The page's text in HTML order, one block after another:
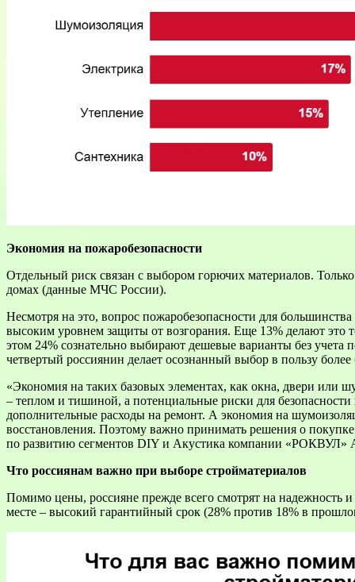
Экономия на пожаробезопасности
Отдельный риск связан с выбором горючих материалов.
домах (данные МЧС России).
Несмотря на это, вопрос пожаробезопасности для
высоким уровнем защиты от возгорания. Еще 13% делают это
этом 24% сознательно выбирают дешевые варианты без учета
четвертый россиянин делает осознанный выбор в пользу
«Экономия на таких базовых элементах, как окна, двери или
– теплом и тишиной, а потенциальные риски для
дополнительные расходы на ремонт. А экономия на
восстановления. Поэтому важно принимать решения о
по развитию сегментов DIY и Акустика компании «РОКВУЛ»
Что россиянам важно при выборе стройматериалов
Помимо цены, россияне прежде всего смотрят на надежность
месте – высокий гарантийный срок (28% против 18% в